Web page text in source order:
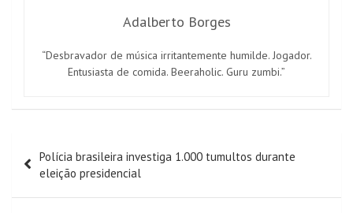
Adalberto Borges
“Desbravador de música irritantemente humilde. Jogador.
Entusiasta de comida. Beeraholic. Guru zumbi.”
de
artigos
Polícia brasileira investiga 1.000 tumultos durante
eleição presidencial